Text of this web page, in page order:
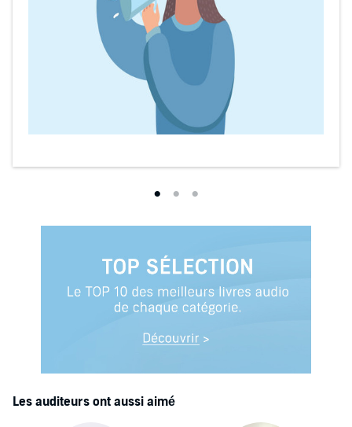
Les auditeurs ont aussi aimé